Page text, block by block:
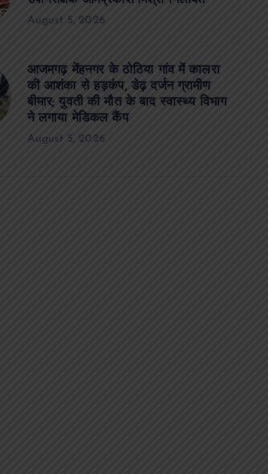
August 5, 2026
आजमगढ़ मेंहनगर के ठोठिया गांव में कालरा
की आशंका से हड़कंप, डेढ़ दर्जन ग्रामीण
बीमार; युवती की मौत के बाद स्वास्थ्य विभाग
ने लगाया मेडिकल कैंप
August 5, 2026